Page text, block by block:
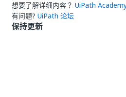
想要了解详细内容？ UiPath
有问题? UiPath 论坛
保持更新